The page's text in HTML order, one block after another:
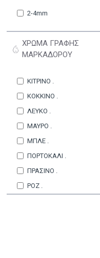
2-4mm
ΧΡΩΜΑ ΓΡΑΦΗΣ
ΜΑΡΚΑΔΟΡΟΥ
ΚΙΤΡΙΝΟ .
ΚΟΚΚΙΝΟ .
ΛΕΥΚΟ .
ΜΑΥΡΟ .
ΜΠΛΕ .
ΠΟΡΤΟΚΑΛΙ .
ΠΡΑΣΙΝΟ .
ΡΟΖ .